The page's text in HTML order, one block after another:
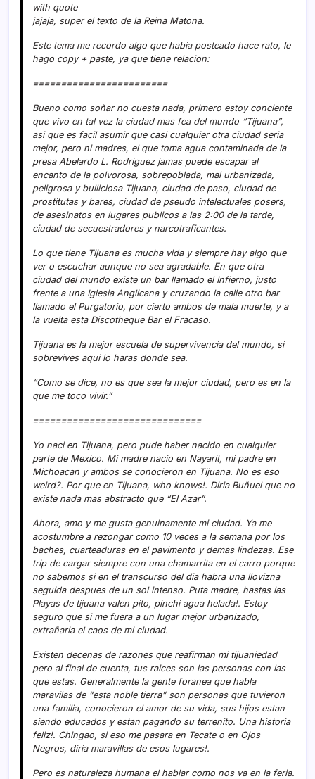
with quote
jajaja, super el texto de la Reina Matona.
Este tema me recordo algo que habia posteado hace rato, le
hago copy + paste, ya que tiene relacion:
========================
Bueno como soñar no cuesta nada, primero estoy conciente
que vivo en tal vez la ciudad mas fea del mundo “Tijuana”,
asi que es facil asumir que casi cualquier otra ciudad seria
mejor, pero ni madres, el que toma agua contaminada de la
presa Abelardo L. Rodriguez jamas puede escapar al
encanto de la polvorosa, sobrepoblada, mal urbanizada,
peligrosa y bulliciosa Tijuana, ciudad de paso, ciudad de
prostitutas y bares, ciudad de pseudo intelectuales posers,
de asesinatos en lugares publicos a las 2:00 de la tarde,
ciudad de secuestradores y narcotraficantes.
Lo que tiene Tijuana es mucha vida y siempre hay algo que
ver o escuchar aunque no sea agradable. En que otra
ciudad del mundo existe un bar llamado el Infierno, justo
frente a una Iglesia Anglicana y cruzando la calle otro bar
llamado el Purgatorio, por cierto ambos de mala muerte, y a
la vuelta esta Discotheque Bar el Fracaso.
Tijuana es la mejor escuela de supervivencia del mundo, si
sobrevives aqui lo haras donde sea.
“Como se dice, no es que sea la mejor ciudad, pero es en la
que me toco vivir.”
==============================
Yo naci en Tijuana, pero pude haber nacido en cualquier
parte de Mexico. Mi madre nacio en Nayarit, mi padre en
Michoacan y ambos se conocieron en Tijuana. No es eso
weird?. Por que en Tijuana, who knows!. Diria Buñuel que no
existe nada mas abstracto que “El Azar”.
Ahora, amo y me gusta genuinamente mi ciudad. Ya me
acostumbre a rezongar como 10 veces a la semana por los
baches, cuarteaduras en el pavimento y demas lindezas. Ese
trip de cargar siempre con una chamarrita en el carro porque
no sabemos si en el transcurso del dia habra una llovizna
seguida despues de un sol intenso. Puta madre, hastas las
Playas de tijuana valen pito, pinchi agua helada!. Estoy
seguro que si me fuera a un lugar mejor urbanizado,
extrañaria el caos de mi ciudad.
Existen decenas de razones que reafirman mi tijuaniedad
pero al final de cuenta, tus raices son las personas con las
que estas. Generalmente la gente foranea que habla
maravilas de “esta noble tierra” son personas que tuvieron
una familia, conocieron el amor de su vida, sus hijos estan
siendo educados y estan pagando su terrenito. Una historia
feliz!. Chingao, si eso me pasara en Tecate o en Ojos
Negros, diria maravillas de esos lugares!.
Pero es naturaleza humana el hablar como nos va en la feria.